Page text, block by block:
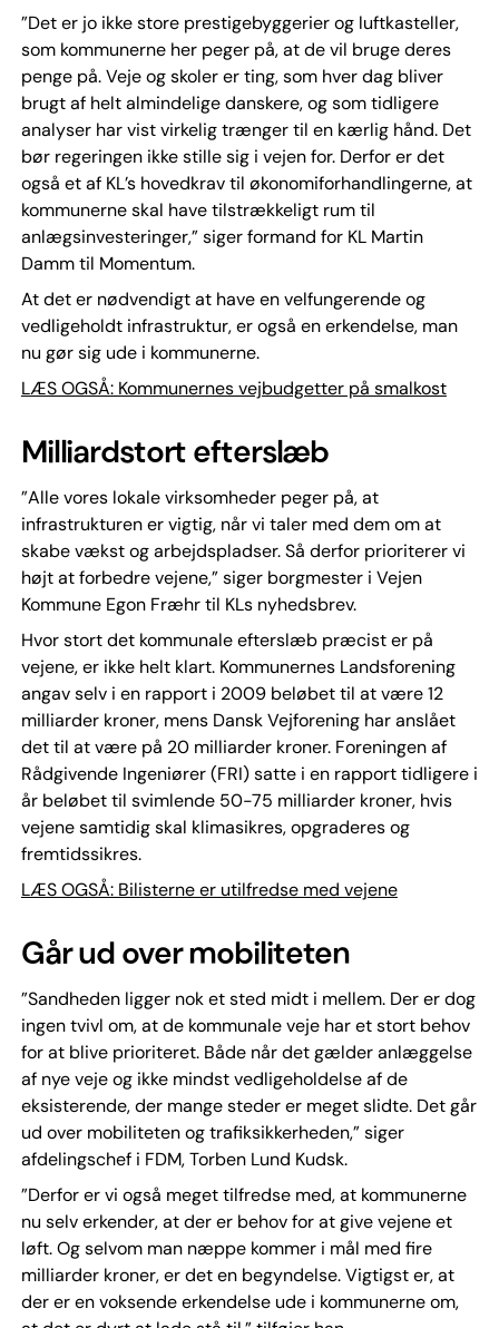
”Det er jo ikke store prestigebyggerier og luftkasteller,
som kommunerne her peger på, at de vil bruge deres
penge på. Veje og skoler er ting, som hver dag bliver
brugt af helt almindelige danskere, og som tidligere
analyser har vist virkelig trænger til en kærlig hånd. Det
bør regeringen ikke stille sig i vejen for. Derfor er det
også et af KL’s hovedkrav til økonomiforhandlingerne, at
kommunerne skal have tilstrækkeligt rum til
anlægsinvesteringer,” siger formand for KL Martin
Damm til Momentum.
At det er nødvendigt at have en velfungerende og
vedligeholdt infrastruktur, er også en erkendelse, man
nu gør sig ude i kommunerne.
LÆS OGSÅ: Kommunernes vejbudgetter på smalkost
Milliardstort efterslæb
”Alle vores lokale virksomheder peger på, at
infrastrukturen er vigtig, når vi taler med dem om at
skabe vækst og arbejdspladser. Så derfor prioriterer vi
højt at forbedre vejene,” siger borgmester i Vejen
Kommune Egon Fræhr til KLs nyhedsbrev.
Hvor stort det kommunale efterslæb præcist er på
vejene, er ikke helt klart. Kommunernes Landsforening
angav selv i en rapport i 2009 beløbet til at være 12
milliarder kroner, mens Dansk Vejforening har anslået
det til at være på 20 milliarder kroner. Foreningen af
Rådgivende Ingeniører (FRI) satte i en rapport tidligere i
år beløbet til svimlende 50-75 milliarder kroner, hvis
vejene samtidig skal klimasikres, opgraderes og
fremtidssikres.
LÆS OGSÅ: Bilisterne er utilfredse med vejene
Går ud over mobiliteten
”Sandheden ligger nok et sted midt i mellem. Der er dog
ingen tvivl om, at de kommunale veje har et stort behov
for at blive prioriteret. Både når det gælder anlæggelse
af nye veje og ikke mindst vedligeholdelse af de
eksisterende, der mange steder er meget slidte. Det går
ud over mobiliteten og trafiksikkerheden,” siger
afdelingschef i FDM, Torben Lund Kudsk.
”Derfor er vi også meget tilfredse med, at kommunerne
nu selv erkender, at der er behov for at give vejene et
løft. Og selvom man næppe kommer i mål med fire
milliarder kroner, er det en begyndelse. Vigtigst er, at
der er en voksende erkendelse ude i kommunerne om,